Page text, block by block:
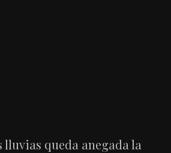
lluvias queda anegada la